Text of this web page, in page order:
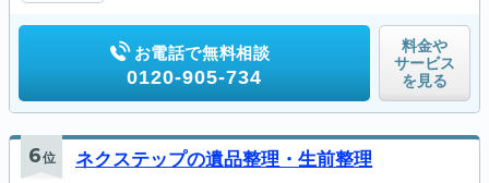
お電話で無料相談
0120-905-734
料金や
サービス
を見る
6位 ネクステップの遺品整理・生前整理